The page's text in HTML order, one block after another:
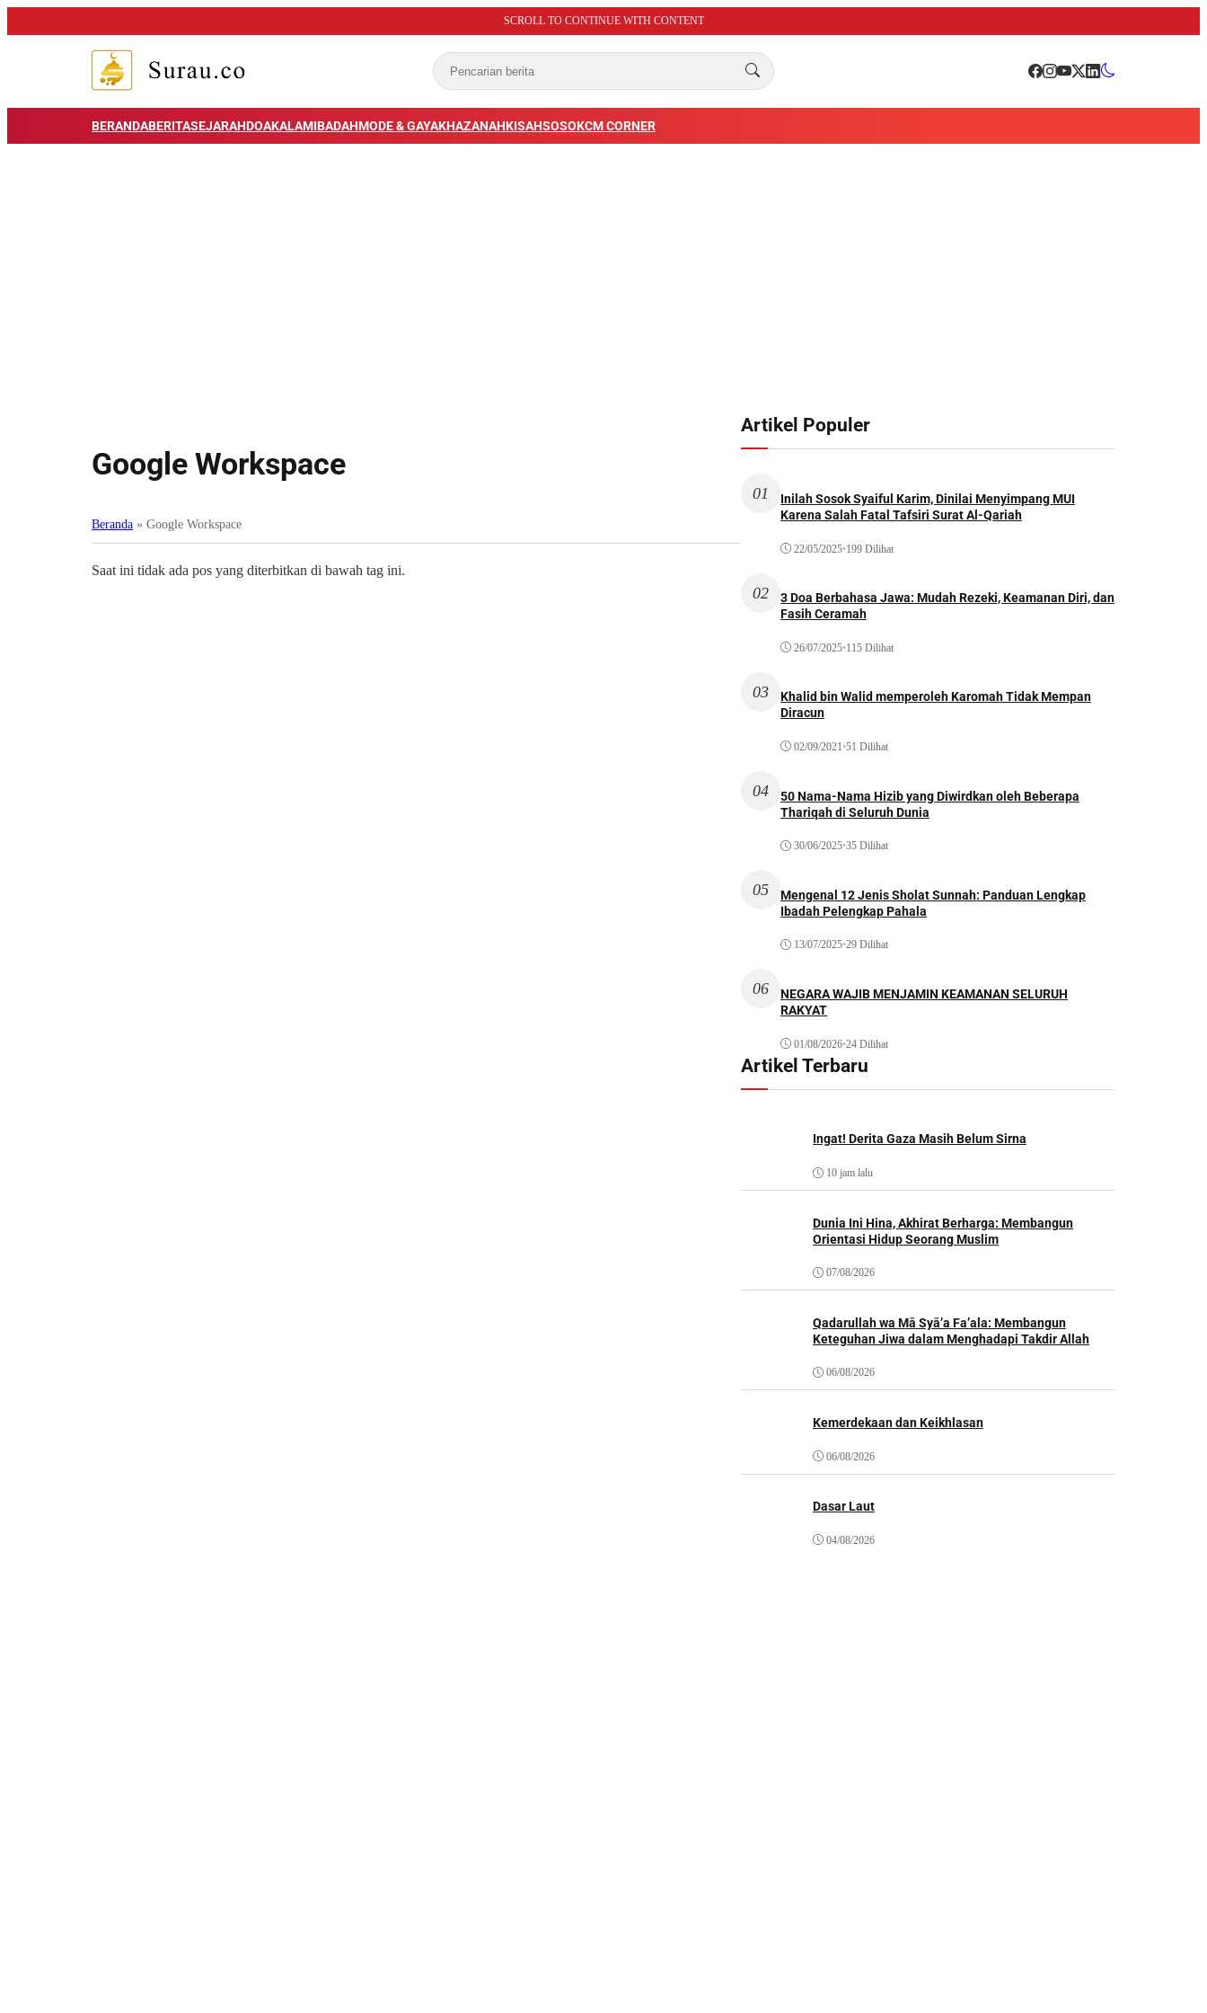
SCROLL TO CONTINUE WITH CONTENT
BERANDABERITASEJARAHDOAKALAMIBADAHMODE & GAYAKHAZANAHKISAHSOSOKCM CORNER
Google Workspace
Beranda » Google Workspace
Saat ini tidak ada pos yang diterbitkan di bawah tag ini.
Artikel Populer
01
Inilah Sosok Syaiful Karim, Dinilai Menyimpang MUI
Karena Salah Fatal Tafsiri Surat Al-Qariah
22/05/2025•199 Dilihat
02
3 Doa Berbahasa Jawa: Mudah Rezeki, Keamanan Diri, dan
Fasih Ceramah
26/07/2025•115 Dilihat
03
Khalid bin Walid memperoleh Karomah Tidak Mempan
Diracun
02/09/2021•51 Dilihat
04
50 Nama-Nama Hizib yang Diwirdkan oleh Beberapa
Thariqah di Seluruh Dunia
30/06/2025•35 Dilihat
05
Mengenal 12 Jenis Sholat Sunnah: Panduan Lengkap
Ibadah Pelengkap Pahala
13/07/2025•29 Dilihat
06
NEGARA WAJIB MENJAMIN KEAMANAN SELURUH
RAKYAT
01/08/2026•24 Dilihat
Artikel Terbaru
Ingat! Derita Gaza Masih Belum Sirna
10 jam lalu
Dunia Ini Hina, Akhirat Berharga: Membangun
Orientasi Hidup Seorang Muslim
07/08/2026
Qadarullah wa Mā Syā’a Fa’ala: Membangun
Keteguhan Jiwa dalam Menghadapi Takdir Allah
06/08/2026
Kemerdekaan dan Keikhlasan
06/08/2026
Dasar Laut
04/08/2026